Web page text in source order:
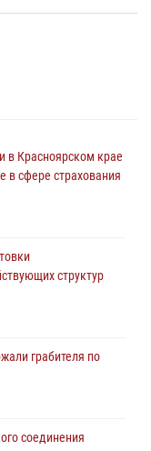
в Красноярском крае
сфере страхования
структур
грабителя по
соединения